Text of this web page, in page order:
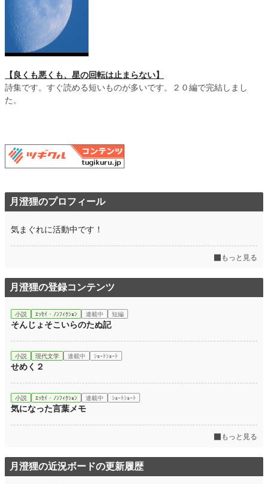
【良くも悪くも、星の回転は止まらない】
詩集です。すぐ読める短いものが多いです。２０編で完結しまし
た。
月澄狸のプロフィール
気まぐれに活動中です！
もっと見る
月澄狸の登録コンテンツ
小説 ｴｯｾｲ・ﾉﾝﾌｨｸｼｮﾝ 連載中 短編
そんじょそこいらのたぬ記
小説 現代文学 連載中 ｼｮｰﾄｼｮｰﾄ
せめく２
小説 ｴｯｾｲ・ﾉﾝﾌｨｸｼｮﾝ 連載中 ｼｮｰﾄｼｮｰﾄ
気になった言葉メモ
もっと見る
月澄狸の近況ボードの更新履歴